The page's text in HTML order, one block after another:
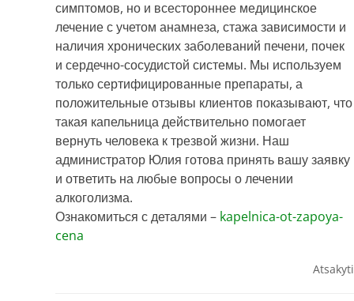
симптомов, но и всестороннее медицинское
лечение с учетом анамнеза, стажа зависимости и
наличия хронических заболеваний печени, почек
и сердечно-сосудистой системы. Мы используем
только сертифицированные препараты, а
положительные отзывы клиентов показывают, что
такая капельница действительно помогает
вернуть человека к трезвой жизни. Наш
администратор Юлия готова принять вашу заявку
и ответить на любые вопросы о лечении
алкоголизма.
Ознакомиться с деталями – kapelnica-ot-zapoya-
cena
Atsakyti